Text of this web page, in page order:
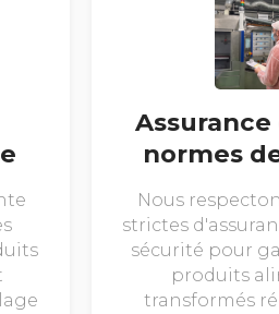
normes
Nous
strictes
sécurité pour
produits
transformés